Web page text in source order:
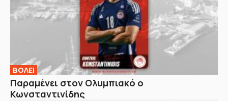
ΒOΛΕΙ
Παραμένει στον Ολυμπιακό ο
Κωνσταντινίδης